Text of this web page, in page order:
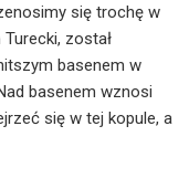
się trochę w
został
basenem w
basenem wznosi
się w tej kopule, a